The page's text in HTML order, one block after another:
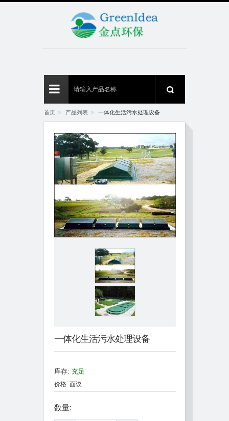
首页 » 产品列表 » 一体化生活污水处理设备
一体化生活污水处理设备
库存: 充足
价格: 面议
数量: